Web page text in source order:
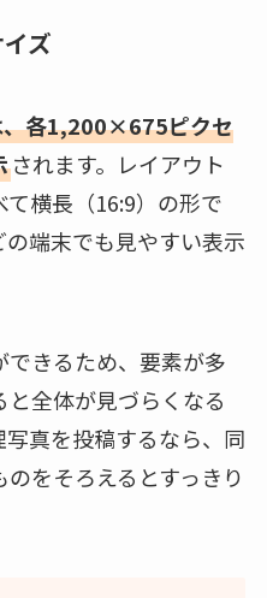
ズ
、各1,200×675ピクセ
されます。レイアウト
横長（16:9）の形で
端末でも見やすい表示
きるため、要素が多
全体が見づらくなる
真を投稿するなら、同
をそろえるとすっきり